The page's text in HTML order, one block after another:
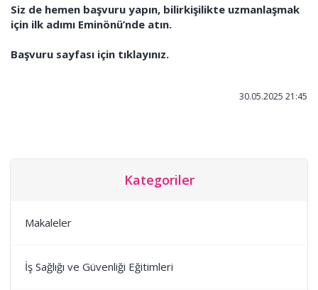
Kategoriler
Makaleler
İş Sağlığı ve Güvenliği Eğitimleri
Siz de hemen başvuru yapın, bilirkişilikte uzmanlaşmak
için ilk adımı Eminönü’nde atın.
Başvuru sayfası için tıklayınız.
30.05.2025 21:45